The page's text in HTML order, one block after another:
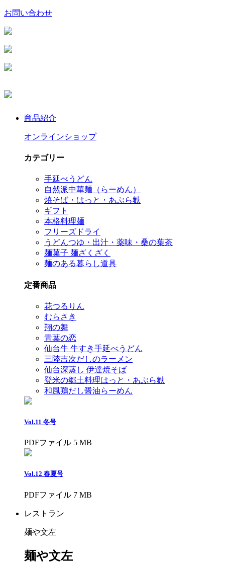
お問い合わせ
商品紹介
オンラインショップ
カテゴリー
手延べうどん
自然派中華麺（らーめん）
焼そば・はっと・あぶら麩
ギフト
本格料理麺
フリーズドライ
うどんつゆ・出汁・薬味・桑の葉茶
麺菓子 麺ざくざく
麺のある暮らし道具
定番商品
花つるりん
むらさき
翔の舞
青葉の恋
仙台牛 牛すき手延べうどん
三陸吉次だしのラーメン
仙台深蒸し 伊達焼そば
登米の郷土料理はっと・あぶら麩
和風鶏だし醤油らーめん
Vol.11 冬号
PDFファイル 5 MB
Vol.12 春夏号
PDFファイル 7 MB
レストラン
麺や文左
麺や文左